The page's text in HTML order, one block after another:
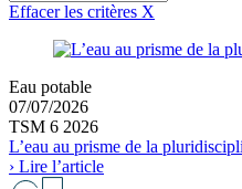
Effacer les critères X
Eau potable
07/07/2026
TSM 6 2026
L’eau au prisme de la
› Lire l’article